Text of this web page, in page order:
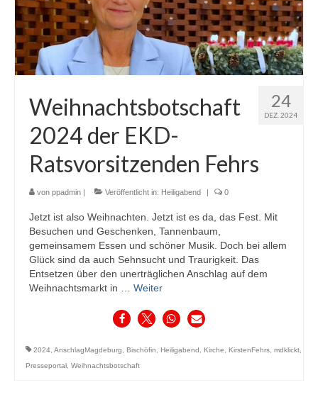
24
DEZ. 2024
Weihnachtsbotschaft
2024 der EKD-
Ratsvorsitzenden Fehrs
von ppadmin Veröffentlicht in: Heiligabend 0
Jetzt ist also Weihnachten. Jetzt ist es da, das Fest. Mit
Besuchen und Geschenken, Tannenbaum,
gemeinsamem Essen und schöner Musik. Doch bei allem
Glück sind da auch Sehnsucht und Traurigkeit. Das
Entsetzen über den unerträglichen Anschlag auf dem
Weihnachtsmarkt in … Weiter
2024, AnschlagMagdeburg, Bischöfin, Heiligabend , Kirche, KirstenFehrs, mdklickt,
Presseportal , Weihnachtsbotschaft